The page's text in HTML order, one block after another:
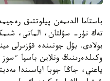
باستاما الدىمەن پيلوتتىق
تەك نۇر- سۇلتان، الماتى،
بولادى. بۇل جونىندە قۇزىرلى
وكىلدەرىنىڭ ونلاين باسپا
ياعني، جاڭا جوبا اياسىندا